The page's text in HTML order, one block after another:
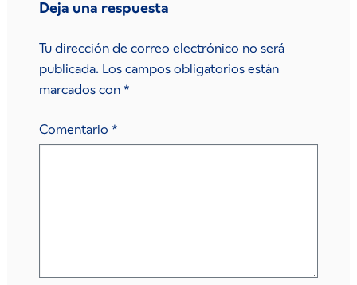
Deja una respuesta
Tu dirección de correo electrónico no será
publicada. Los campos obligatorios están
marcados con *
Comentario *